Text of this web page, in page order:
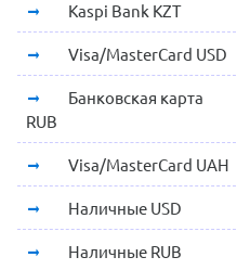
Kaspi Bank KZT
Visa/MasterCard USD
Банковская карта
RUB
Visa/MasterCard UAH
Наличные USD
Наличные RUB